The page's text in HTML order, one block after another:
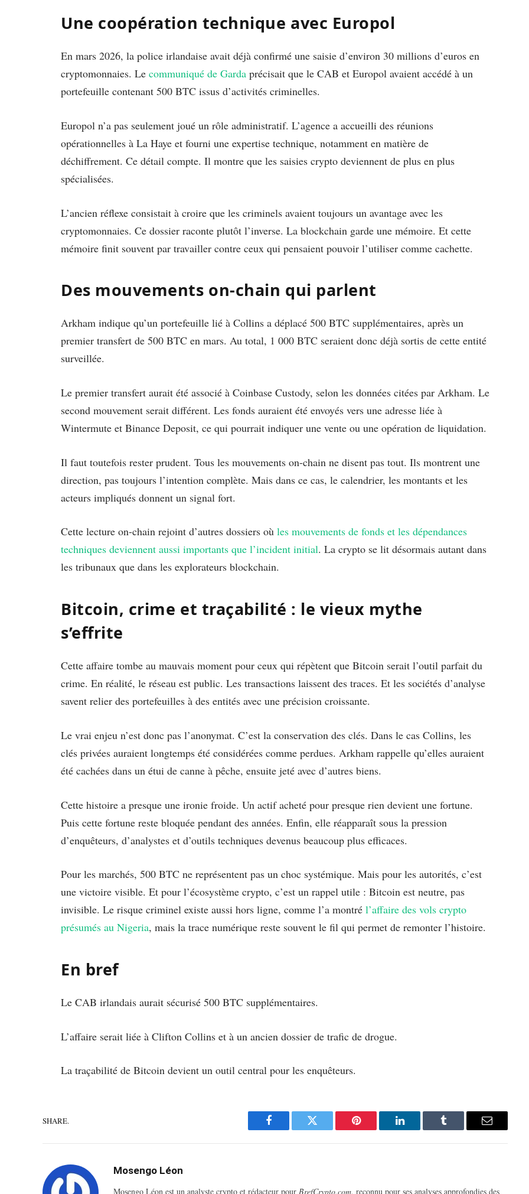
Une coopération technique avec Europol
En mars 2026, la police irlandaise avait déjà confirmé une saisie d’environ 30 millions d’euros en
cryptomonnaies. Le communiqué de Garda précisait que le CAB et Europol avaient accédé à un
portefeuille contenant 500 BTC issus d’activités criminelles.
Europol n’a pas seulement joué un rôle administratif. L’agence a accueilli des réunions
opérationnelles à La Haye et fourni une expertise technique, notamment en matière de
déchiffrement. Ce détail compte. Il montre que les saisies crypto deviennent de plus en plus
spécialisées.
L’ancien réflexe consistait à croire que les criminels avaient toujours un avantage avec les
cryptomonnaies. Ce dossier raconte plutôt l’inverse. La blockchain garde une mémoire. Et cette
mémoire finit souvent par travailler contre ceux qui pensaient pouvoir l’utiliser comme cachette.
Des mouvements on-chain qui parlent
Arkham indique qu’un portefeuille lié à Collins a déplacé 500 BTC supplémentaires, après un
premier transfert de 500 BTC en mars. Au total, 1 000 BTC seraient donc déjà sortis de cette entité
surveillée.
Le premier transfert aurait été associé à Coinbase Custody, selon les données citées par Arkham. Le
second mouvement serait différent. Les fonds auraient été envoyés vers une adresse liée à
Wintermute et Binance Deposit, ce qui pourrait indiquer une vente ou une opération de liquidation.
Il faut toutefois rester prudent. Tous les mouvements on-chain ne disent pas tout. Ils montrent une
direction, pas toujours l’intention complète. Mais dans ce cas, le calendrier, les montants et les
acteurs impliqués donnent un signal fort.
Cette lecture on-chain rejoint d’autres dossiers où les mouvements de fonds et les dépendances
techniques deviennent aussi importants que l’incident initial. La crypto se lit désormais autant dans
les tribunaux que dans les explorateurs blockchain.
Bitcoin, crime et traçabilité : le vieux mythe
s’effrite
Cette affaire tombe au mauvais moment pour ceux qui répètent que Bitcoin serait l’outil parfait du
crime. En réalité, le réseau est public. Les transactions laissent des traces. Et les sociétés d’analyse
savent relier des portefeuilles à des entités avec une précision croissante.
Le vrai enjeu n’est donc pas l’anonymat. C’est la conservation des clés. Dans le cas Collins, les
clés privées auraient longtemps été considérées comme perdues. Arkham rappelle qu’elles auraient
été cachées dans un étui de canne à pêche, ensuite jeté avec d’autres biens.
Cette histoire a presque une ironie froide. Un actif acheté pour presque rien devient une fortune.
Puis cette fortune reste bloquée pendant des années. Enfin, elle réapparaît sous la pression
d’enquêteurs, d’analystes et d’outils techniques devenus beaucoup plus efficaces.
Pour les marchés, 500 BTC ne représentent pas un choc systémique. Mais pour les autorités, c’est
une victoire visible. Et pour l’écosystème crypto, c’est un rappel utile : Bitcoin est neutre, pas
invisible. Le risque criminel existe aussi hors ligne, comme l’a montré l’affaire des vols crypto
présumés au Nigeria, mais la trace numérique reste souvent le fil qui permet de remonter l’histoire.
En bref
Le CAB irlandais aurait sécurisé 500 BTC supplémentaires.
L’affaire serait liée à Clifton Collins et à un ancien dossier de trafic de drogue.
La traçabilité de Bitcoin devient un outil central pour les enquêteurs.
SHARE.
Facebook Twitter Pinterest LinkedIn Tumblr Email
Mosengo Léon
Mosengo Léon est un analyste crypto et rédacteur pour BrefCrypto.com, reconnu pour ses analyses approfondies des